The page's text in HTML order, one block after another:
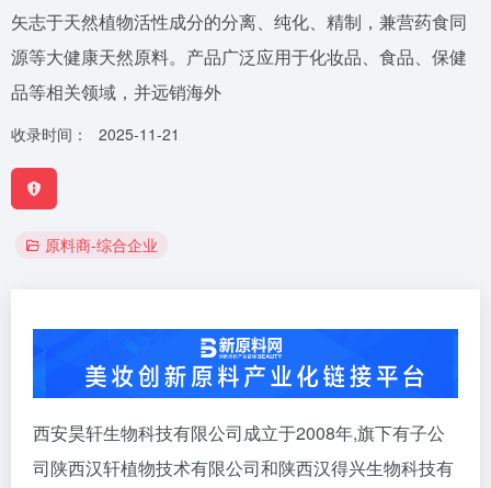
矢志于天然植物活性成分的分离、纯化、精制，兼营药食同
源等大健康天然原料。产品广泛应用于化妆品、食品、保健
品等相关领域，并远销海外
收录时间： 2025-11-21
原料商-综合企业
西安昊轩生物科技有限公司成立于2008年,旗下有子公
司陕西汉轩植物技术有限公司和陕西汉得兴生物科技有